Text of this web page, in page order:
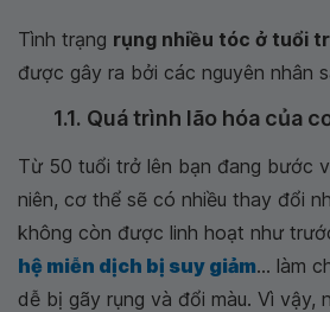
Tình trạng rụng nhiều tóc ở tuổi
được gây ra bởi các nguyên nhân
1.1. Quá trình lão hóa của
Từ 50 tuổi trở lên bạn đang bước
niên, cơ thể sẽ có nhiều thay đổi
không còn được linh hoạt như
hệ miễn dịch bị suy giảm... làm
dễ bị gãy rụng và đổi màu. Vì vậy,